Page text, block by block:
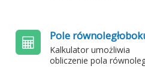
Pole
Kalkulator umożliwia
obliczenie pola